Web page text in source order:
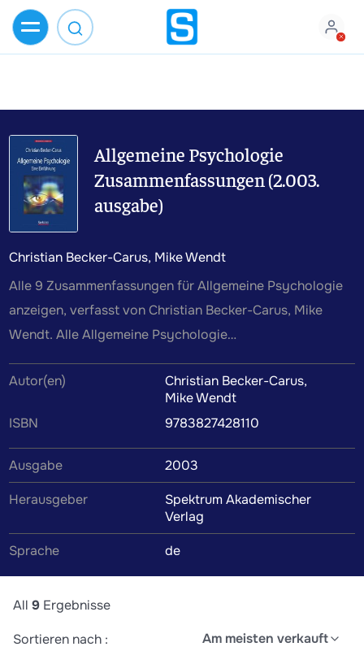
Allgemeine Psychologie
Zusammenfassungen (2.003.
ausgabe)
Christian Becker-Carus, Mike Wendt
Alle 9 Zusammenfassungen für Allgemeine Psychologie
anzeigen, verfasst von Christian Becker-Carus, Mike
Wendt. Alle Allgemeine Psychologie
Lernzettel und weiteres Lernmaterial werden von
Kommilitonen oder Tutoren verfasst, um dir das
Verständnis des Lehrbuchinhalts zu erleichtern. Wenn du
die Zusammenfassung findest, die perfekt zu deinem
Lernstil passt, wird das Lernen zum Kinderspiel.
Autor(en)
Christian Becker-Carus,
Mike Wendt
ISBN
9783827428110
Ausgabe
2003
Herausgeber
Spektrum Akademischer
Verlag
Sprache
de
All 9 Ergebnisse
Sortieren nach :
Am meisten verkauft